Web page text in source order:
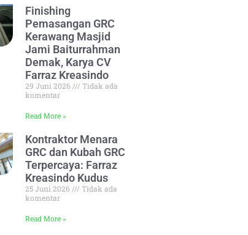
Finishing
Pemasangan GRC
Kerawang Masjid
Jami Baiturrahman
Demak, Karya CV
Farraz Kreasindo
29 Juni 2026
Tidak ada
komentar
Read More »
Kontraktor Menara
GRC dan Kubah GRC
Terpercaya: Farraz
Kreasindo Kudus
25 Juni 2026
Tidak ada
komentar
Read More »